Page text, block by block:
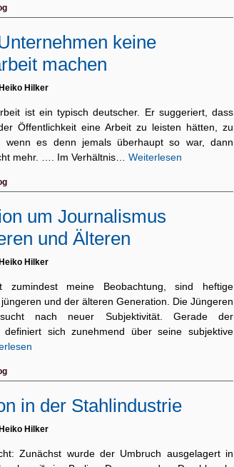
keine
machen
Heiko Hilker
ist ein typisch deutscher. Er suggeriert, dass
Öffentlichkeit eine Arbeit zu leisten hätten, zu
wenn es denn jemals überhaupt so war, dann
mehr. …. Im Verhältnis… Weiterlesen
um Journalismus
und Älteren
Heiko Hilker
meine Beobachtung, sind heftige
und der älteren Generation. Die Jüngeren
nach neuer Subjektivität. Gerade der
definiert sich zunehmend über seine subjektive
in der Stahlindustrie
Heiko Hilker
Zunächst wurde der Umbruch ausgelagert in